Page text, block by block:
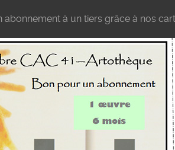
à un tiers grâce à nos